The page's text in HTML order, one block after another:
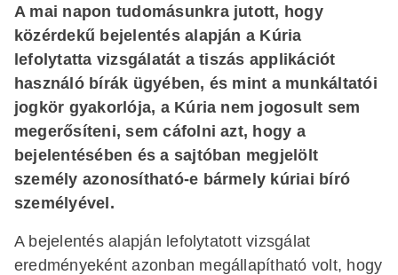
A mai napon tudomásunkra jutott, hogy
közérdekű bejelentés alapján a Kúria
lefolytatta vizsgálatát a tiszás applikációt
használó bírák ügyében, és mint a munkáltatói
jogkör gyakorlója, a Kúria nem jogosult sem
megerősíteni, sem cáfolni azt, hogy a
bejelentésében és a sajtóban megjelölt
személy azonosítható-e bármely kúriai bíró
személyével.
A bejelentés alapján lefolytatott vizsgálat
eredményeként azonban megállapítható volt, hogy